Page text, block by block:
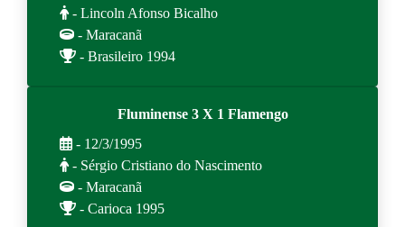
- Lincoln Afonso Bicalho
- Maracanã
- Brasileiro 1994
Fluminense 3 X 1 Flamengo
- 12/3/1995
- Sérgio Cristiano do Nascimento
- Maracanã
- Carioca 1995